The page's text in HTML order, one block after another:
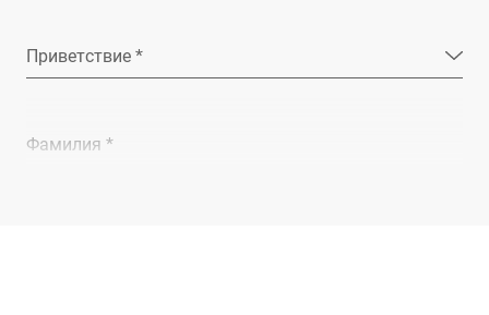
Приветствие *
Фамилия *